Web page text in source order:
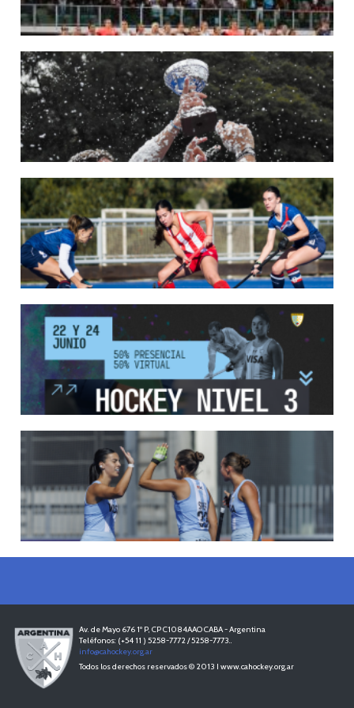
22/05/2026
LAS LEONAS CONVOCADAS PARA LA VENTANA EUROPEA DE P...
En junio, el seleccionado nacional disputará las últimas dos ventanas de Pro
League 2025-26 en Bélgica e Inglaterra.
18/05/2026
SE DEFINIERON LOS CAMPEONES DE LA PRIMERA FASE DE ...
Del 13 al 17 de mayo se llevó a cabo el torneo que reúne a los mejores clubes del
país.
LEER MÁS
13/05/2026
EN MARCHA LA PRIMERA FASE DE LA SUPERLIGA DE HOCKE...
Del 13 al 17 de mayo los mejores clubes del país se enfrentan durante 5 días en
todo el territorio nacional
LEER MÁS
12/05/2026
INSCRIPCIONES ABIERTAS AL CURSO DE TÉCNICO NACIONA...
Del 11 al 15 de mayo se realizará el período de pre-inscripción.
18/04/2026
LEER MÁS
Av. de Mayo 676 1º P, CP C1084AAO CABA - Argentina
Teléfonos: (+54 11 ) 5258-7772 / 5258-7773..
info@cahockey.org.ar
Todos los derechos reservados © 2013 I www.cahockey.org.ar